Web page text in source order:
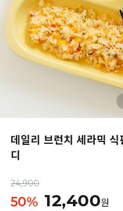
데일리 브런치 세라믹
디
24,900
50% 12,400원